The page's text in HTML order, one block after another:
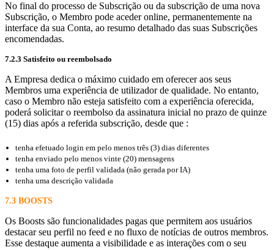
No final do processo de Subscrição ou da subscrição de uma nova
Subscrição, o Membro pode aceder online, permanentemente na
interface da sua Conta, ao resumo detalhado das suas Subscrições
encomendadas.
7.2.3 Satisfeito ou reembolsado
A Empresa dedica o máximo cuidado em oferecer aos seus
Membros uma experiência de utilizador de qualidade. No entanto,
caso o Membro não esteja satisfeito com a experiência oferecida,
poderá solicitar o reembolso da assinatura inicial no prazo de quinze
(15) dias após a referida subscrição, desde que :
tenha efetuado login em pelo menos três (3) dias diferentes
tenha enviado pelo menos vinte (20) mensagens
tenha uma foto de perfil validada (não gerada por IA)
tenha uma descrição validada
7.3 BOOSTS
Os Boosts são funcionalidades pagas que permitem aos usuários
destacar seu perfil no feed e no fluxo de notícias de outros membros.
Esse destaque aumenta a visibilidade e as interações com o seu